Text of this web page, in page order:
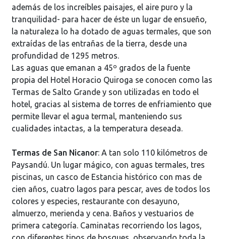
además de los increíbles paisajes, el aire puro y la
tranquilidad- para hacer de éste un lugar de ensueño,
la naturaleza lo ha dotado de aguas termales, que son
extraídas de las entrañas de la tierra, desde una
profundidad de 1295 metros.
Las aguas que emanan a 45º grados de la fuente
propia del Hotel Horacio Quiroga se conocen como las
Termas de Salto Grande y son utilizadas en todo el
hotel, gracias al sistema de torres de enfriamiento que
permite llevar el agua termal, manteniendo sus
cualidades intactas, a la temperatura deseada.
Termas de San Nicanor: A tan solo 110 kilómetros de
Paysandú. Un lugar mágico, con aguas termales, tres
piscinas, un casco de Estancia histórico con mas de
cien años, cuatro lagos para pescar, aves de todos los
colores y especies, restaurante con desayuno,
almuerzo, merienda y cena. Baños y vestuarios de
primera categoría. Caminatas recorriendo los lagos,